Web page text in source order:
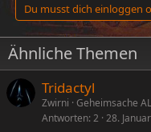
Du musst dich einloggen
Ähnliche Themen
Tridactyl
Zwirni
Geheimsache
Antworten 2 28.